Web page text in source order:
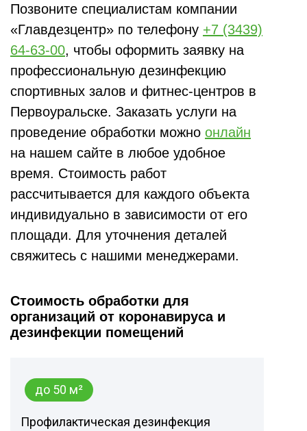
Позвоните специалистам компании
«Главдезцентр» по телефону +7 (3439)
64-63-00, чтобы оформить заявку на
профессиональную дезинфекцию
спортивных залов и фитнес-центров в
Первоуральске. Заказать услуги на
проведение обработки можно онлайн
на нашем сайте в любое удобное
время. Стоимость работ
рассчитывается для каждого объекта
индивидуально в зависимости от его
площади. Для уточнения деталей
свяжитесь с нашими менеджерами.
Стоимость обработки для
организаций от коронавируса и
дезинфекции помещений
до 50 м²
Профилактическая дезинфекция